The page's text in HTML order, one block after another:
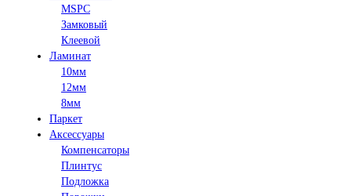
MSPC
Замковый
Клеевой
Ламинат
10мм
12мм
8мм
Паркет
Аксессуары
Компенсаторы
Плинтус
Подложка